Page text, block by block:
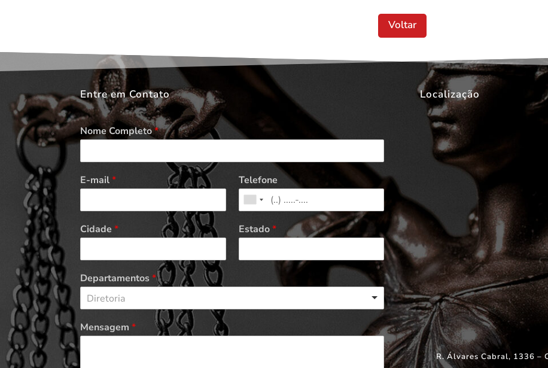
Voltar
Entre em Contato
Nome Completo*
E-mail* Telefone
Cidade* Estado*
Departamentos*
Diretoria
Mensagem*
Localização
R. Álvares Cabral, 1336 –